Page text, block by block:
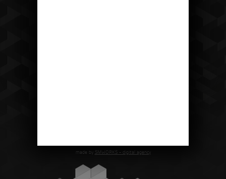
made by SMWORKS - digital agency